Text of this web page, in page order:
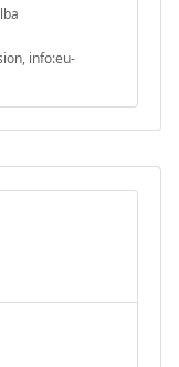
info:eu-